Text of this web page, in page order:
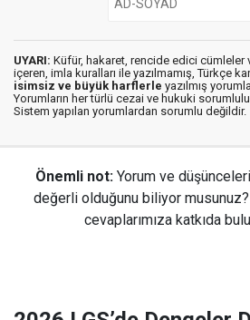
UYARI: Küfür, hakaret, rencide edici cümleler
içeren, imla kuralları ile yazılmamış, Türkçe
isimsiz ve büyük harflerle yazılmış
Yorumların her türlü cezai ve hukuki
Sistem yapılan yorumlardan sorumlu değildir.
Önemli not: Yorum ve
değerli olduğunu biliyor musunuz?
cevaplarımıza katkıda